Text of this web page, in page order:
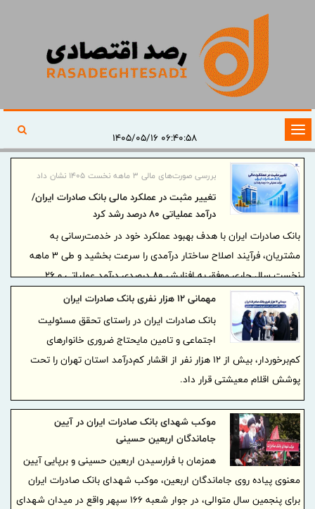
تغییر
وضعیت
ناوبری
۰۶:۴۰:۵۸ ۱۴۰۵/۰۵/۱۶
بررسی صورت‌های مالی 3 ماهه نخست 1405 نشان داد
تغییر مثبت در عملکرد مالی بانک صادرات ایران/
درآمد عملیاتی 80 درصد رشد کرد
بانک صادرات ایران با هدف بهبود عملکرد خود در خدمت‌رسانی به
مشتریان، فرآیند اصلاح ساختار درآمدی را سرعت بخشید و طی 3 ماهه
نخست سال جاری موفق به افزایش 80 درصدی درآمد عملیاتی و 26
درصدی سود خالص شد.مهمانی ۱۲ هزار نفری بانک صادرات ایران
بانک صادرات ایران در راستای تحقق مسئولیت
اجتماعی و تامین مایحتاج ضروری خانوارهای
کم‌برخوردار، بیش از ۱۲ هزار نفر از اقشار کم‌درآمد استان تهران را تحت
پوشش اقلام معیشتی قرار داد.
موکب شهدای بانک صادرات ایران در آیین
جاماندگان اربعین حسینی
همزمان با فرارسیدن اربعین حسینی و برپایی آیین
معنوی پیاده‌ روی جاماندگان اربعین، موکب شهدای بانک صادرات ایران
برای پنجمین سال متوالی، در جوار شعبه ۱۶۶ سپهر واقع در میدان شهدای